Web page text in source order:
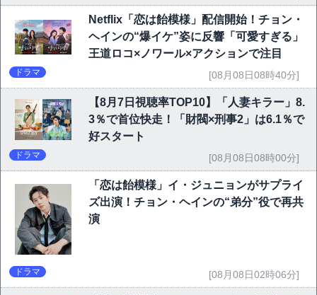
Netflix「恋は飴模様」配信開始！チョン・
ヘインの“爆イケ”姿に反響「可愛すぎる」
王道ロコ×ノワール×アクションで注目
ドラマ [08月08日08時40分]
【8月7日視聴率TOP10】「人妻キラー」8.
3％で首位快走！「財閥×刑事2」は6.1％で
好スタート
ドラマ [08月08日08時00分]
「恋は飴模様」イ・ジュニョンがサプライ
ズ出演！チョン・ヘインの“弟分”役で再共
演
ドラマ [08月08日02時06分]